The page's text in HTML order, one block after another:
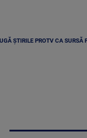
ȘTIRILE PROTV CA SURSĂ